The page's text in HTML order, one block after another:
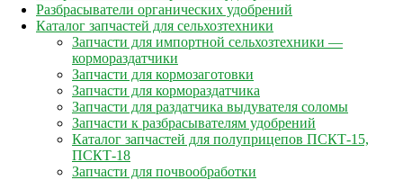
Разбрасыватели органических удобрений
Каталог запчастей для сельхозтехники
Запчасти для импортной сельхозтехники —
кормораздатчики
Запчасти для кормозаготовки
Запчасти для кормораздатчика
Запчасти для раздатчика выдувателя соломы
Запчасти к разбрасывателям удобрений
Каталог запчастей для полуприцепов ПСКТ-15,
ПСКТ-18
Запчасти для почвообработки